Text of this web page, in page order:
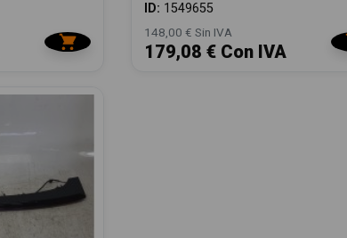
ID: 1549655
148,00 € Sin IVA
179,08 € Con IVA